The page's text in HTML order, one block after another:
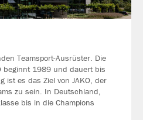
Teamsport-Ausrüster. Die
beginnt 1989 und dauert bis
ist es das Ziel von JAKO, der
zu sein. In Deutschland,
bis in die Champions